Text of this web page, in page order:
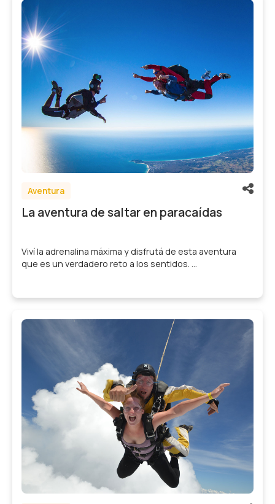
Fanbag
Gastronomía
Aventura
La aventura de saltar en paracaídas
Viví la adrenalina máxima y disfrutá de esta aventura
que es un verdadero reto a los sentidos. ...